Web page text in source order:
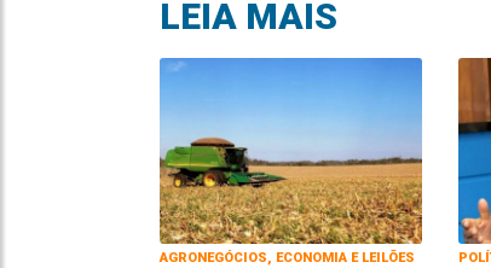
LEIA MAIS
AGRONEGÓCIOS, ECONOMIA E LEILÕES